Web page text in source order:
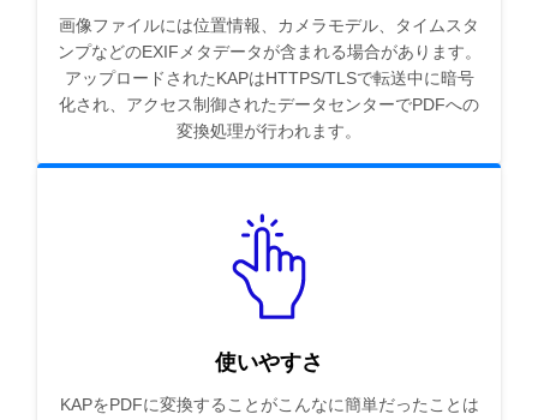
画像ファイルには位置情報、カメラモデル、タイムスタ
ンプなどのEXIFメタデータが含まれる場合があります。
アップロードされたKAPはHTTPS/TLSで転送中に暗号
化され、アクセス制御されたデータセンターでPDFへの
変換処理が行われます。
使いやすさ
KAPをPDFに変換することがこんなに簡単だったことは